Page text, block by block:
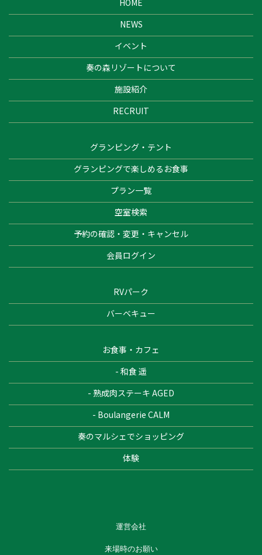
HOME
NEWS
イベント
奏の森リゾートについて
施設紹介
RECRUIT
グランピング・テント
グランピングで楽しめるお食事
プラン一覧
空室検索
予約の確認・変更・キャンセル
会員ログイン
RVパーク
バーベキュー
お食事・カフェ
- 和食 遥
- 熟成肉ステーキ AGED
- Boulangerie CALM
奏のマルシェでショッピング
体験
運営会社
来場時のお願い